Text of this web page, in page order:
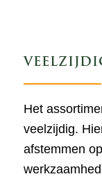
Het
veelzijdig.
afstemmen